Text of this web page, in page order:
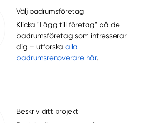
Välj badrumsföretag
Klicka "Lägg till företag" på de
badrumsföretag som intresserar
dig – utforskaalla
badrumsrenoverare här.
Beskriv ditt projekt